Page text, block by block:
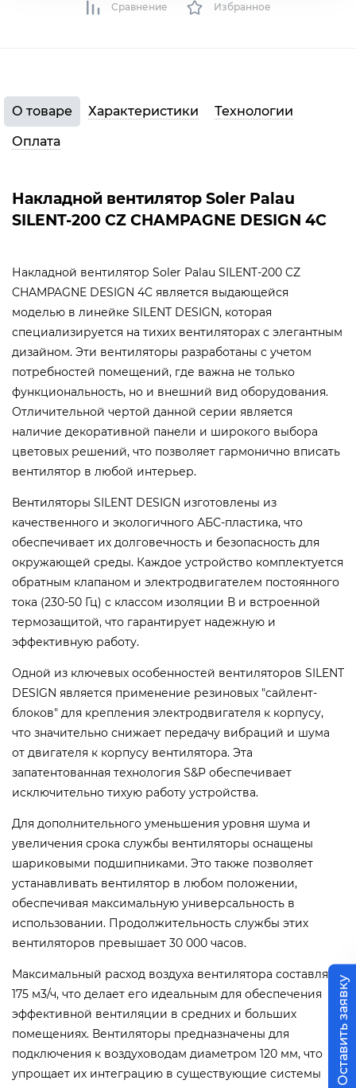
Сравнение Избранное
О товаре Характеристики
Технологии
Оплата
Накладной вентилятор Soler Palau
SILENT-200 CZ CHAMPAGNE DESIGN 4C
Накладной вентилятор Soler Palau SILENT-200 CZ
CHAMPAGNE DESIGN 4C является выдающейся
моделью в линейке SILENT DESIGN, которая
специализируется на тихих вентиляторах с элегантным
дизайном. Эти вентиляторы разработаны с учетом
потребностей помещений, где важна не только
функциональность, но и внешний вид оборудования.
Отличительной чертой данной серии является
наличие декоративной панели и широкого выбора
цветовых решений, что позволяет гармонично вписать
вентилятор в любой интерьер.
Вентиляторы SILENT DESIGN изготовлены из
качественного и экологичного АБС-пластика, что
обеспечивает их долговечность и безопасность для
окружающей среды. Каждое устройство комплектуется
обратным клапаном и электродвигателем постоянного
тока (230-50 Гц) с классом изоляции В и встроенной
термозащитой, что гарантирует надежную и
эффективную работу.
Одной из ключевых особенностей вентиляторов SILENT
DESIGN является применение резиновых "сайлент-
блоков" для крепления электродвигателя к корпусу,
что значительно снижает передачу вибраций и шума
от двигателя к корпусу вентилятора. Эта
запатентованная технология S&P обеспечивает
исключительно тихую работу устройства.
Для дополнительного уменьшения уровня шума и
увеличения срока службы вентиляторы оснащены
шариковыми подшипниками. Это также позволяет
устанавливать вентилятор в любом положении,
обеспечивая максимальную универсальность в
использовании. Продолжительность службы этих
вентиляторов превышает 30 000 часов.
Максимальный расход воздуха вентилятора составляет
175 м3/ч, что делает его идеальным для обеспечения
эффективной вентиляции в средних и больших
помещениях. Вентиляторы предназначены для
подключения к воздуховодам диаметром 120 мм, что
упрощает их интеграцию в существующие системы
Оставить заявку